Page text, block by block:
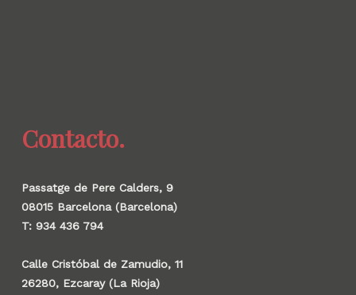
Contacto.
Passatge de Pere Calders, 9
08015 Barcelona (Barcelona)
T: 934 436 794
Calle Cristóbal de Zamudio, 11
26280, Ezcaray (La Rioja)